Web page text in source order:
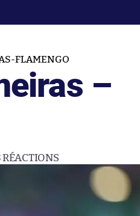
FLAMENGO
–
RÉACTIONS